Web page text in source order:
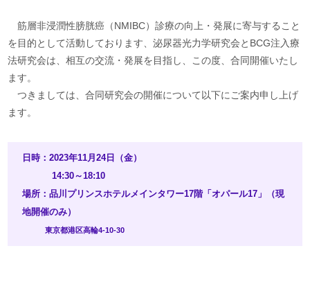
筋層非浸潤性膀胱癌（NMIBC）診療の向上・発展に寄与すること
を目的として活動しております、泌尿器光力学研究会とBCG注入療
法研究会は、相互の交流・発展を目指し、この度、合同開催いたし
ます。
つきましては、合同研究会の開催について以下にご案内申し上げ
ます。
日時：2023年11月24日（金）
14:30～18:10
場所：品川プリンスホテルメインタワー17階「オパール17」（現
地開催のみ）
東京都港区高輪4-10-30